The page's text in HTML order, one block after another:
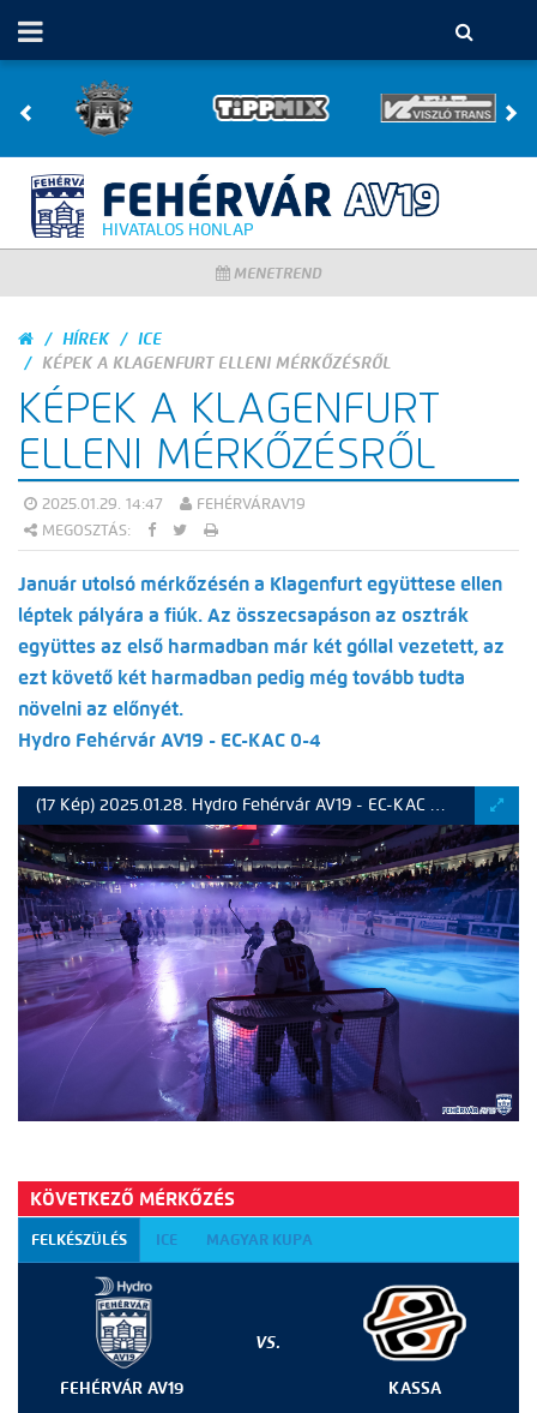
HIVATALOS HONLAP
MENETREND
HÍREK
ICE
KÉPEK A KLAGENFURT ELLENI MÉRKŐZÉSRŐL
KÉPEK A KLAGENFURT
ELLENI MÉRKŐZÉSRŐL
2025.01.29. 14:47
FEHÉRVÁRAV19
MEGOSZTÁS:
Január utolsó mérkőzésén a Klagenfurt együttese ellen
léptek pályára a fiúk. Az összecsapáson az osztrák
együttes az első harmadban már két góllal vezetett, az
ezt követő két harmadban pedig még tovább tudta
növelni az előnyét.
Hydro Fehérvár AV19 - EC-KAC 0-4
(17 Kép) 2025.01.28. Hydro Fehérvár AV19 - EC-KAC 0-4
KÖVETKEZŐ MÉRKŐZÉS
FELKÉSZÜLÉS ICE MAGYAR KUPA
FEHÉRVÁR AV19
VS.
KASSA